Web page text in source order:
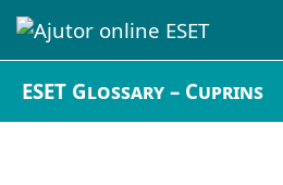
ESET Glossary – Cuprins